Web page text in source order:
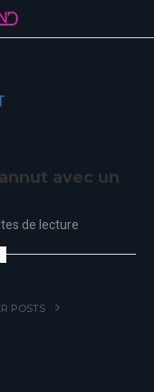
avec un
de lecture
POSTS